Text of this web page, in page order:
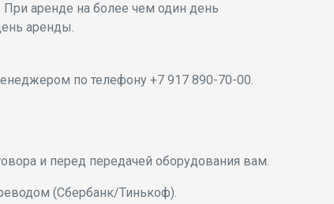
аренде на более чем один день
аренды.
по телефону +7 917 890-70-00.
и перед передачей оборудования вам.
(Сбербанк/Тинькоф).